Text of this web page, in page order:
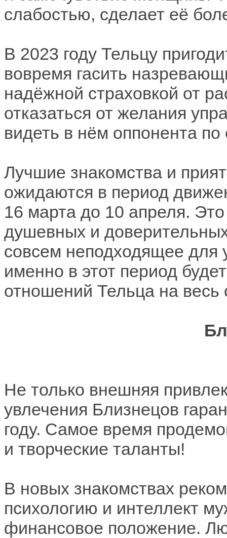
слабостью, сделает её
В 2023 году Тельцу
вовремя гасить
надёжной страховкой от
отказаться от желания
видеть в нём оппонента
Лучшие знакомства и
ожидаются в период
16 марта до 10 апреля.
душевных и
совсем неподходящее для
именно в этот период
отношений Тельца на весь
Не только внешняя
увлечения Близнецов
году. Самое время
и творческие таланты!
В новых знакомствах
психологию и интеллект
финансовое положение.